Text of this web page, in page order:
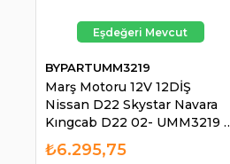
Marş Motoru 12V 12DİŞ
Nissan D22 Skystar Navara
Kıngcab D22 02- UMM3219 |
BYPART UMM3219
BYPARTUMM3219
₺6.295,75